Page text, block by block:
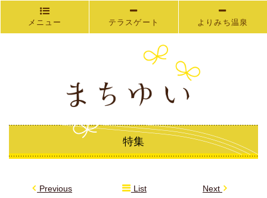
メニュー テラスゲート よりみち温泉
特集
Previous List Next